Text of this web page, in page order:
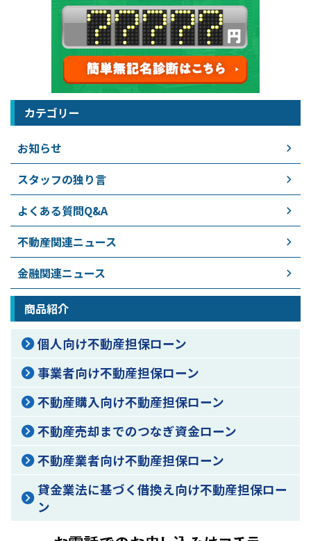
カテゴリー
お知らせ
スタッフの独り言
よくある質問Q&A
不動産関連ニュース
金融関連ニュース
商品紹介
個人向け不動産担保ローン
事業者向け不動産担保ローン
不動産購入向け不動産担保ローン
不動産売却までのつなぎ資金ローン
不動産業者向け不動産担保ローン
貸金業法に基づく借換え向け不動産担保ロー
ン